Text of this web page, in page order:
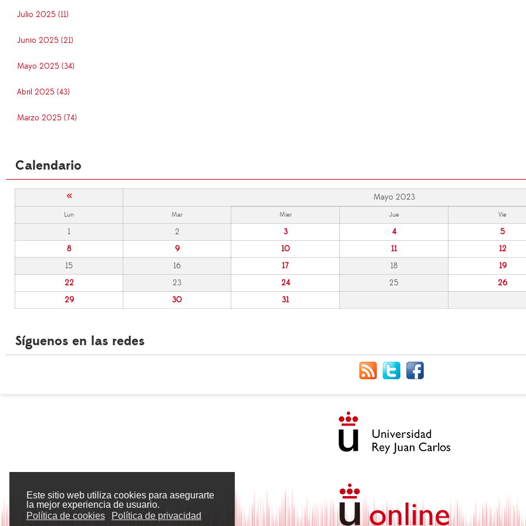
Este sitio web utiliza cookies para asegurarte
la mejor experiencia de usuario.
Política de cookies
Política de privacidad
Julio 2025 (11)
Junio 2025 (21)
Mayo 2025 (34)
Abril 2025 (43)
Marzo 2025 (74)
Calendario
« Mayo 2023
Lun Mar Mier Jue Vie
1 2 3 4 5
8
9 10 11 12
15
16 17 18 19
22
23 24 25 26
29
30 31
Síguenos en las redes